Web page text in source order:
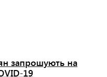
запрошують на
19